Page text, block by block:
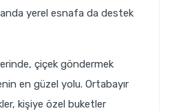
yerel esnafa da destek
çiçek göndermek
en güzel yolu. Ortabayır
kişiye özel buketler